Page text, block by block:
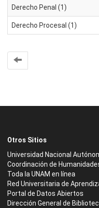
Derecho Penal (1)
Derecho Procesal (1)
Otros Sitios
Universidad Nacional
Coordinación de
Toda la UNAM en línea
Red Universitaria de
Portal de Datos Abiertos
Dirección General de